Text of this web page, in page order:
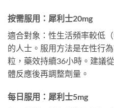
按需服用：犀利士20mg
適合對象：性生活頻率較低
的人士。服用方法是在性行
粒，藥效持續36小時。建議
體反應後再調整劑量。
每日服用：犀利士5mg